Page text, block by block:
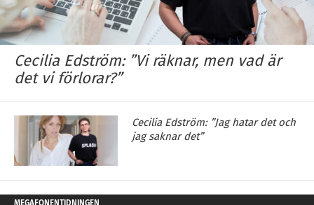
Cecilia Edström: ”Vi räknar, men vad är
det vi förlorar?”
Cecilia Edström: ”Jag hatar det och
jag saknar det”
MEGAFONENTIDNINGEN